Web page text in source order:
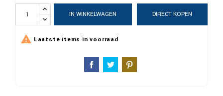
IN WINKELWAGEN DIRECT KOPEN
 Laatste items in voorraad